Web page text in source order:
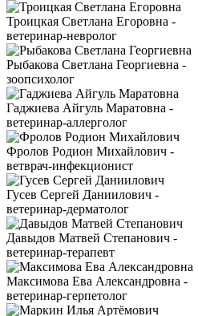
Троицкая Светлана Егоровна -
ветеринар-невролог
Рыбакова Светлана Георгиевна -
зоопсихолог
Гаджиева Айгуль Маратовна -
ветеринар-аллерголог
Фролов Родион Михайлович -
ветврач-инфекционист
Гусев Сергей Даниилович -
ветеринар-дерматолог
Давыдов Матвей Степанович -
ветеринар-терапевт
Максимова Ева Александровна -
ветеринар-герпетолог